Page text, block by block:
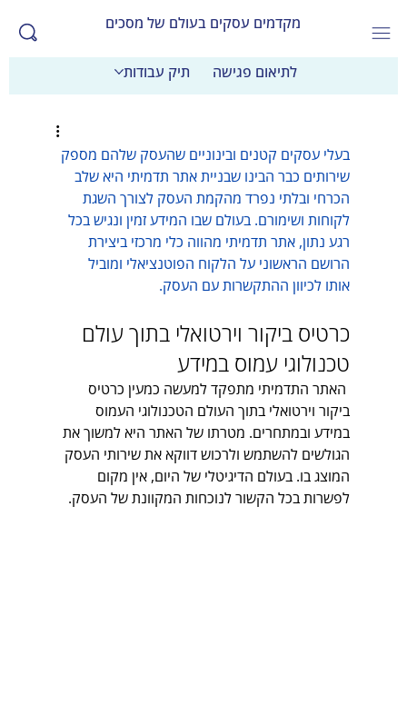
מקדמים עסקים בעולם של מסכים
לתיאום פגישה תיק עבודות
בעלי עסקים קטנים ובינוניים שהעסק שלהם מספק
שירותים כבר הבינו שבניית אתר תדמיתי היא שלב
הכרחי ובלתי נפרד מהקמת העסק לצורך השגת
לקוחות ושימורם. בעולם שבו המידע זמין ונגיש בכל
רגע נתון, אתר תדמיתי מהווה כלי מרכזי ביצירת
הרושם הראשוני על הלקוח הפוטנציאלי ומוביל
אותו לכיוון ההתקשרות עם העסק.
כרטיס ביקור וירטואלי בתוך עולם
טכנולוגי עמוס במידע
האתר התדמיתי מתפקד למעשה כמעין כרטיס
ביקור וירטואלי בתוך העולם הטכנולוגי העמוס
במידע ובמתחרים. מטרתו של האתר היא למשוך את
הגולשים להשתמש ולרכוש דווקא את שירותי העסק
המוצג בו. בעולם הדיגיטלי של היום, אין מקום
לפשרות בכל הקשור לנוכחות המקוונת של העסק.